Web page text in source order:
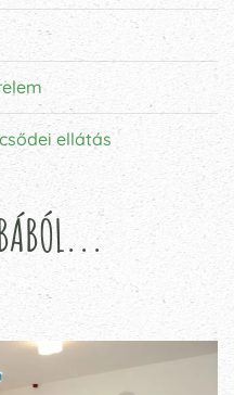
ellátás